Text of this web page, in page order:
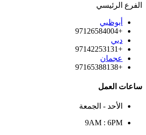
الفرع الرئيسي
أبوظبي
+97126584004
دبي
+97142253131
عجمان
+97165388138
ساعات العمل
الأحد - الجمعة
9AM : 6PM